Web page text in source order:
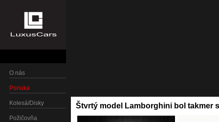
O nás
Ponuka
Kolesá/Disky
Požičovňa
Štvrtý model Lamborghini bol takmer